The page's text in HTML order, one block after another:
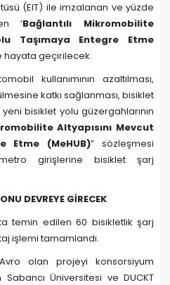
(EIT) ile imzalanan ve yüzde
‘Bağlantılı Mikromobilite
Taşımaya Entegre Etme
hayata geçirilecek.
kullanımının azaltılması,
katkı sağlanması, bisiklet
bisiklet yolu güzergahlarının
Altyapısını Mevcut
Etme (MeHUB)” sözleşmesi
girişlerine bisiklet şarj
DEVREYE GİRECEK
temin edilen 60 bisikletlik şarj
işlemi tamamlandı.
olan projeyi konsorsiyum
Üniversitesi ve DUCKT